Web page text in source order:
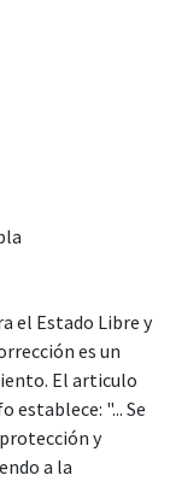
el Estado Libre y
es un
El articulo
establece: "... Se
y
a la